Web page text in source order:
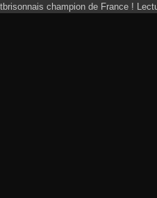
champion de France !